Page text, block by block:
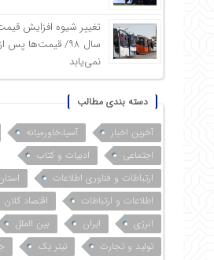
تغییر شیوه افزایش
سال ۹۸/ قیمت‌ها
نمی‌یابد
دسته بندی مطالب
آخرین اخبار آسیا،خاورمیانه
اجتماعی
ادبیات و کتاب
ارتباطات و فناوری اطلاعات
اطلاعات و ارتباطات
اقتصاد کلان
انرژی
ایران بین الملل
تولید و تجارت
تیتر یک